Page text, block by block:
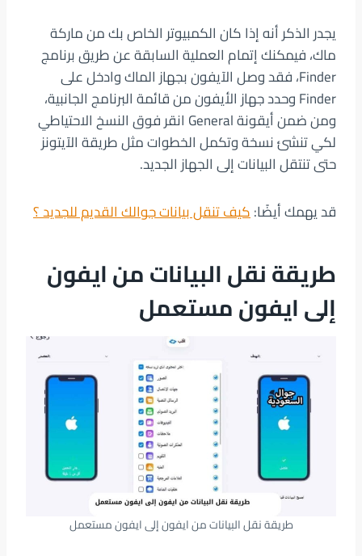
يجدر الذكر أنه إذا كان الكمبيوتر الخاص بك من ماركة
ماك، فيمكنك إتمام العملية السابقة عن طريق برنامج
Finder، فقد وصل الآيفون بجهاز الماك وادخل على
Finder وحدد جهاز الأيفون من قائمة البرنامج الجانبية،
ومن ضمن أيقونة General انقر فوق النسخ الاحتياطي
لكي تنشئ نسخة وتكمل الخطوات مثل طريقة الآيتونز
حتى تنتقل البيانات إلى الجهاز الجديد.
قد يهمك أيضًا:كيف تنقل بيانات جوالك القديم للجديد ؟
طريقة نقل البيانات من ايفون
إلى ايفون مستعمل
طريقة نقل البيانات من ايفون إلى ايفون مستعمل